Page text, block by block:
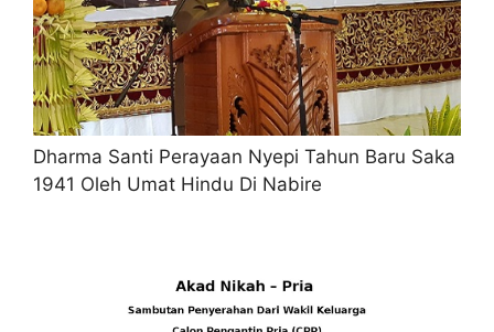
Dharma Santi Perayaan Nyepi Tahun Baru Saka
1941 Oleh Umat Hindu Di Nabire